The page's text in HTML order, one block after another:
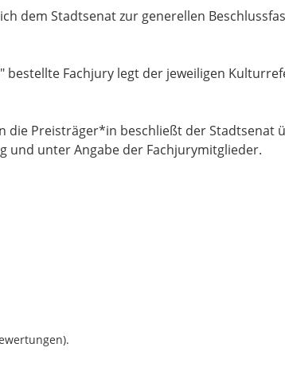
dem Stadtsenat zur generellen
Fachjury legt der jeweiligen
die Preisträger*in beschließt der Stadtsenat
und unter Angabe der Fachjurymitglieder.